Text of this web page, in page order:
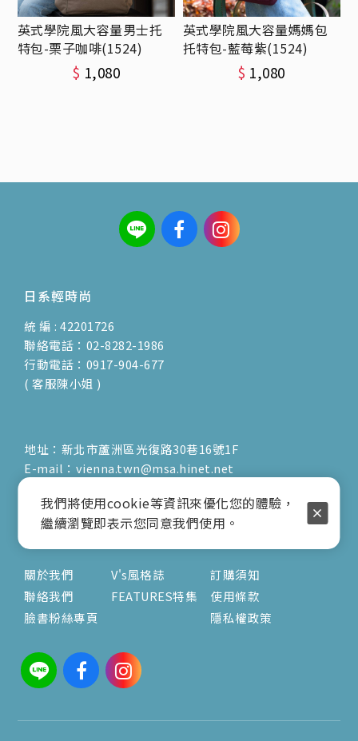
英式學院風大容量男士托
特包-栗子咖啡(1524)
$ 1,080
英式學院風大容量媽媽包
托特包-藍莓紫(1524)
$ 1,080
日系輕時尚
統 編 : 42201726
聯絡電話：02-8282-1986
行動電話：0917-904-677
( 客服陳小姐 )
地址：新北市蘆洲區光復路30巷16號1F
E-mail：vienna.twn@msa.hinet.net
( 公休日詳見臉書粉專置頂文 )
關於我們
聯絡我們
臉書粉絲專頁
V's風格誌
FEATURES特集
訂購須知
使用條款
隱私權政策
我們將使用cookie等資訊來優化您的體驗，
繼續瀏覽即表示您同意我們使用。